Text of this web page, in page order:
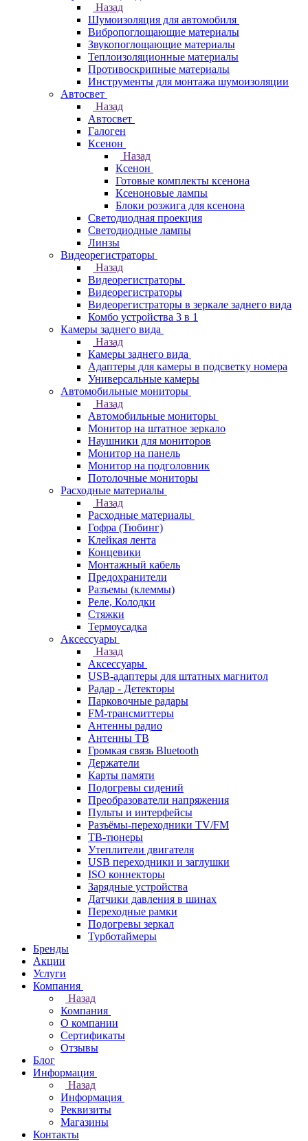
Назад
Шумоизоляция для автомобиля
Вибропоглощающие материалы
Звукопоглощающие материалы
Теплоизоляционные материалы
Противоскрипные материалы
Инструменты для монтажа шумоизоляции
Автосвет
Назад
Автосвет
Галоген
Ксенон
Назад
Ксенон
Готовые комплекты ксенона
Ксеноновые лампы
Блоки розжига для ксенона
Светодиодная проекция
Светодиодные лампы
Линзы
Видеорегистраторы
Назад
Видеорегистраторы
Видеорегистраторы
Видеорегистраторы в зеркале заднего вида
Комбо устройства 3 в 1
Камеры заднего вида
Назад
Камеры заднего вида
Адаптеры для камеры в подсветку номера
Универсальные камеры
Автомобильные мониторы
Назад
Автомобильные мониторы
Монитор на штатное зеркало
Наушники для мониторов
Монитор на панель
Монитор на подголовник
Потолочные мониторы
Расходные материалы
Назад
Расходные материалы
Гофра (Тюбинг)
Клейкая лента
Концевики
Монтажный кабель
Предохранители
Разъемы (клеммы)
Реле, Колодки
Стяжки
Термоусадка
Аксессуары
Назад
Аксессуары
USB-адаптеры для штатных магнитол
Радар - Детекторы
Парковочные радары
FM-трансмиттеры
Антенны радио
Антенны ТВ
Громкая связь Bluetooth
Держатели
Карты памяти
Подогревы сидений
Преобразователи напряжения
Пульты и интерфейсы
Разъёмы-переходники TV/FM
ТВ-тюнеры
Утеплители двигателя
USB переходники и заглушки
ISO коннекторы
Зарядные устройства
Датчики давления в шинах
Переходные рамки
Подогревы зеркал
Турботаймеры
Бренды
Акции
Услуги
Компания
Назад
Компания
О компании
Сертификаты
Отзывы
Блог
Информация
Назад
Информация
Реквизиты
Магазины
Контакты